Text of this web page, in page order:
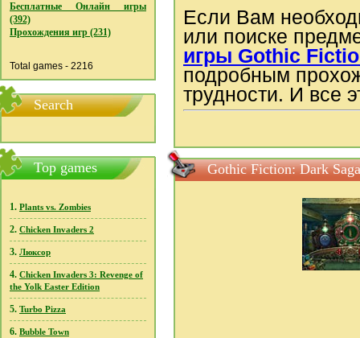
Бесплатные Онлайн игры
(392)
Прохождения игр (231)
Total games - 2216
Search
Top games
1. Plants vs. Zombies
2. Chicken Invaders 2
3. Люксор
4. Chicken Invaders 3: Revenge of
the Yolk Easter Edition
5. Turbo Pizza
6. Bubble Town
Если Вам
или поиске
игры Gothic
подробным
трудности. И все
Gothic Fiction: Dark